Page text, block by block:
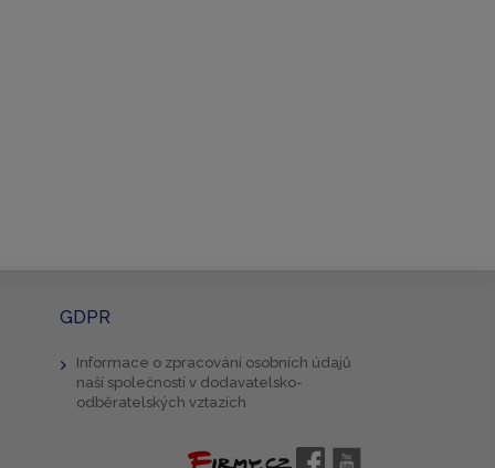
GDPR
Informace o zpracování osobních údajů
naší společností v dodavatelsko-
odběratelských vztazích